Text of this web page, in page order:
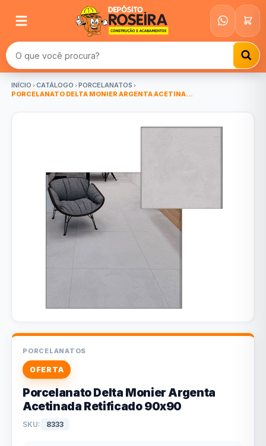
Buscar produtos
INÍCIO CATÁLOGO
PORCELANATOS
PORCELANATO DELTA MONIER ARGENTA ACETINA...
PORCELANATOS
OFERTA
Porcelanato Delta Monier Argenta
Acetinada Retificado 90x90
SKU: 8333